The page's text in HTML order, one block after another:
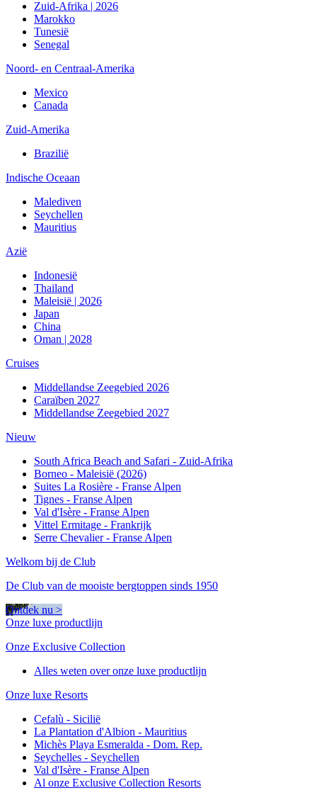
Zuid-Afrika | 2026
Marokko
Tunesië
Senegal
Noord- en Centraal-Amerika
Mexico
Canada
Zuid-Amerika
Brazilië
Indische Oceaan
Malediven
Seychellen
Mauritius
Azië
Indonesië
Thailand
Maleisië | 2026
Japan
China
Oman | 2028
Cruises
Middellandse Zeegebied 2026
Caraïben 2027
Middellandse Zeegebied 2027
Nieuw
South Africa Beach and Safari - Zuid-Afrika
Borneo - Maleisië (2026)
Suites La Rosière - Franse Alpen
Tignes - Franse Alpen
Val d'Isère - Franse Alpen
Vittel Ermitage - Frankrijk
Serre Chevalier - Franse Alpen
Welkom bij de Club
De Club van de mooiste bergtoppen sinds 1950
Ontdek nu >
Onze luxe productlijn
Onze Exclusive Collection
Alles weten over onze luxe productlijn
Onze luxe Resorts
Cefalù - Sicilië
La Plantation d'Albion - Mauritius
Michès Playa Esmeralda - Dom. Rep.
Seychelles - Seychellen
Val d'Isère - Franse Alpen
Al onze Exclusive Collection Resorts